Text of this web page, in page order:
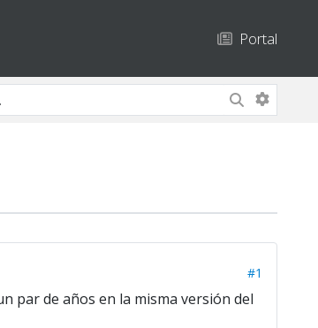
Portal
#1
par de años en la misma versión del